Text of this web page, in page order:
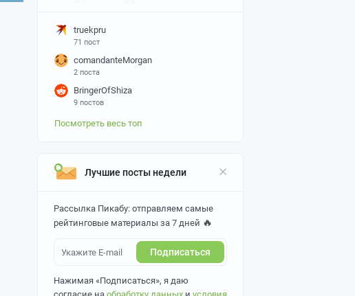
truekpru
71 пост
comandanteMorgan
2 поста
BringerOfShiza
9 постов
Посмотреть весь топ
Лучшие посты недели
Рассылка Пикабу: отправляем самые
рейтинговые материалы за 7 дней 🔥
Подписаться
Нажимая «Подписаться», я даю